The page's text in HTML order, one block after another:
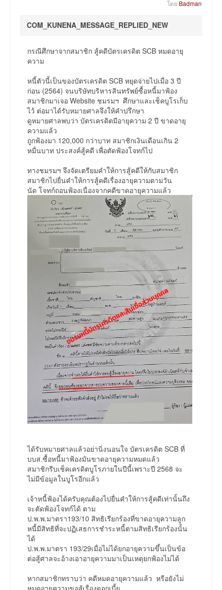
โดย Badman
COM_KUNENA_MESSAGE_REPLIED_NEW
กรณีศึกษาจากสมาชิก สู้คดีบัตรเครดิต SCB หมดอายุ
ความ
หนี้ตัวนี้เป็นของบัตรเครดิต SCB หยุดจ่ายไปเมื่อ 3 ปี
ก่อน (2564) จนบริษัทบริหารสินทรัพย์ซื้อหนี้มาฟ้อง
สมาชิกมาเจอ Website ชมรมฯ ศึกษาและเช็คบูโรเก็บ
ไว้ ต่อมาได้รับหมายศาลจึงให้คำปรึกษา
ดูหมายศาลพบว่า บัตรเครดิตมีอายุความ 2 ปี ขาดอายุ
ความแล้ว
ถูกฟ้องมา 120,000 กว่าบาท สมาชิกเงินเดือนเกิน 2
หมื่นบาท ประสงค์สู้คดี เพื่อตัดฟ้องโจทก์ไป
ทางชมรมฯ จึงจัดเตรียมคำให้การสู้คดีให้กับสมาชิก
สมาชิกไปยื่นคำให้การสู้คดีเรื่องอายุความตามวัน
นัด โจทก์ถอนฟ้องเนื่องจากคดีขาดอายุความแล้ว
ได้รับหมายศาลแล้วอย่านิ่งนอนใจ บัตรเครดิต SCB ที่
บบส.ซื้อหนี้มาฟ้องมันขาดอายุความหมดแล้ว
สมาชิกรีบเช็คเครดิตบูโรภายในปีนี้เพราะปี 2568 จะ
ไม่มีข้อมูลในบูโรอีกแล้ว
เจ้าหนี้ฟ้องได้ครับคุณต้องไปยื่นคำให้การสู้คดีเท่านั้นถึง
จะตัดฟ้องโจทก์ได้ ตาม
ป.พ.พ.มาตรา193/10 สิทธิเรียกร้องที่ขาดอายุความลูก
หนี้มีสิทธิที่จะปฏิเสธการชำระหนี้ตามสิทธิเรียกร้องนั้น
ได้
ป.พ.พ.มาตรา 193/29เมื่อไม่ได้ยกอายุความขึ้นเป็นข้อ
ต่อสู้ศาลจะอ้างเอาอายุความมาเป็นเหตุยกฟ้องไม่ได้
หากสมาชิกทราบว่า คดีหมดอายุความแล้ว หรือยังไม่
หมดอายุความขอสู้เรื่องดอกเบี้ย